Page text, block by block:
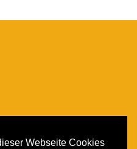
Webseite Cookies